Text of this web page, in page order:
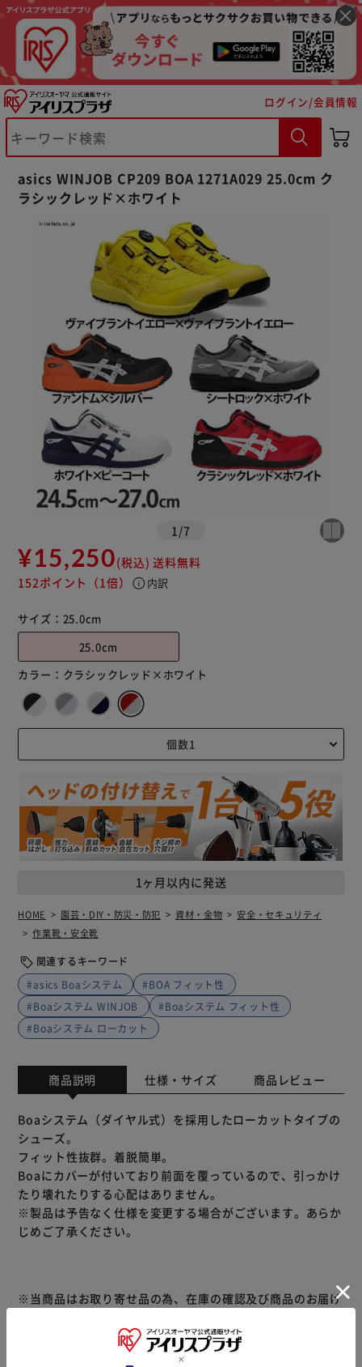
ログイン/会員情報
asics WINJOB CP209 BOA 1271A029 25.0cm ク
ラシックレッド×ホワイト
1 /7
¥15,250(税込) 送料無料
152ポイント （1倍） info 内訳
サイズ： 25.0cm
25.0cm
カラー： クラシックレッド×ホワイト
1ヶ月以内に発送
HOME 園芸・DIY・防災・防犯 資材・金物
安全・セキュリティ
作業靴・安全靴
関連するキーワード
#asics Boaシステム
#BOA フィット性
#Boaシステム WINJOB
#Boaシステム フィット性
#Boaシステム ローカット
商品説明 仕様・サイズ 商品レビュー
Boaシステム（ダイヤル式）を採用したローカットタイプの
シューズ。
フィット性抜群。着脱簡単。
Boaにカバーが付いており前面を覆っているので、引っかけ
たり壊れたりする心配はありません。
※製品は予告なく仕様を変更する場合がございます。あらか
じめご了承ください。
※当商品はお取り寄せ品の為、在庫の確認及び商品のお届け
また、商品がメーカーにて完売となっていた場合、キャンセ
ル又は注文内容の変更をお願いいたしております。
※ご確認ください
カートに入れる